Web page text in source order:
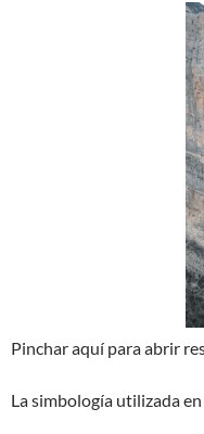
Pinchar aquí para abrir
La simbología utilizada